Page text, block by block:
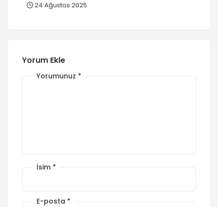
24 Ağustos 2025
Yorum Ekle
Yorumunuz *
İsim *
E-posta *